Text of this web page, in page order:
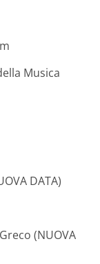
Musica
DATA)
(NUOVA